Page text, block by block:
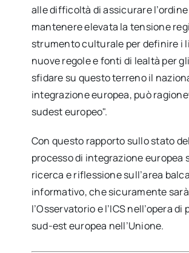
alle difficoltà di assicurare
mantenere elevata la tensione
strumento culturale per definire i
nuove regole e fonti di lealtà per
sfidare su questo terreno il
integrazione europea, può
sudest europeo".
Con questo rapporto sullo stato
processo di integrazione europea
ricerca e riflessione sull’area
informativo, che sicuramente
l’Osservatorio e l’ICS nell’opera
sud-est europea nell’Unione.